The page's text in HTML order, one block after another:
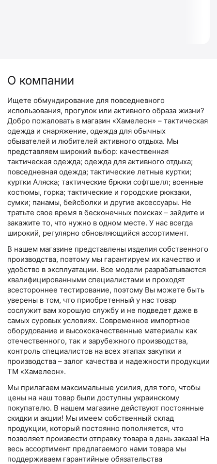
О компании
Ищете обмундирование для повседневного
использования, прогулок или активного образа жизни?
Добро пожаловать в магазин «Хамелеон» – тактическая
одежда и снаряжение, одежда для обычных
обывателей и любителей активного отдыха. Мы
представляем широкий выбор: качественная
тактическая одежда; одежда для активного отдыха;
повседневная одежда; тактические летные куртки;
куртки Аляска; тактические брюки софтшелл; военные
костюмы, горка; тактические и городские рюкзаки,
сумки; панамы, бейсболки и другие аксессуары. Не
тратьте свое время в бесконечных поисках – зайдите и
закажите то, что нужно в одном месте. У нас всегда
широкий, регулярно обновляющийся ассортимент.
В нашем магазине представлены изделия собственного
производства, поэтому мы гарантируем их качество и
удобство в эксплуатации. Все модели разрабатываются
квалифицированными специалистами и проходят
всестороннее тестирование, поэтому Вы можете быть
уверены в том, что приобретенный у нас товар
сослужит вам хорошую службу и не подведет даже в
самых суровых условиях. Современное импортное
оборудование и высококачественные материалы как
отечественного, так и зарубежного производства,
контроль специалистов на всех этапах закупки и
производства – залог качества и надежности продукции
ТМ «Хамелеон».
Мы прилагаем максимальные усилия, для того, чтобы
цены на наш товар были доступны украинскому
покупателю. В нашем магазине действуют постоянные
скидки и акции! Мы имеем собственный склад
продукции, который постоянно пополняется, что
позволяет произвести отправку товара в день заказа! На
весь ассортимент предлагаемого нами товара мы
поддерживаем гарантийные обязательства